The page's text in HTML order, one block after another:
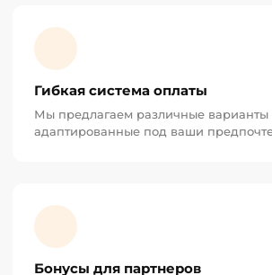
Гибкая система оплаты
Мы предлагаем различные варианты
адаптированные под ваши
Бонусы для партнеров